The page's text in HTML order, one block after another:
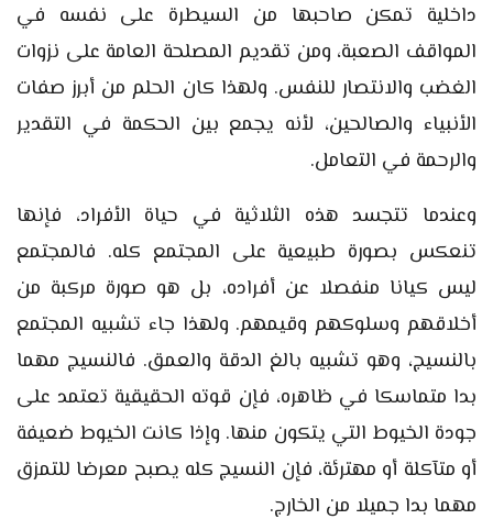
داخلية تمكن صاحبها من السيطرة على نفسه في
المواقف الصعبة، ومن تقديم المصلحة العامة على نزوات
الغضب والانتصار للنفس. ولهذا كان الحلم من أبرز صفات
الأنبياء والصالحين، لأنه يجمع بين الحكمة في التقدير
والرحمة في التعامل.
وعندما تتجسد هذه الثلاثية في حياة الأفراد، فإنها
تنعكس بصورة طبيعية على المجتمع كله. فالمجتمع
ليس كيانا منفصلا عن أفراده، بل هو صورة مركبة من
أخلاقهم وسلوكهم وقيمهم. ولهذا جاء تشبيه المجتمع
بالنسيج، وهو تشبيه بالغ الدقة والعمق. فالنسيج مهما
بدا متماسكا في ظاهره، فإن قوته الحقيقية تعتمد على
جودة الخيوط التي يتكون منها. وإذا كانت الخيوط ضعيفة
أو متآكلة أو مهترئة، فإن النسيج كله يصبح معرضا للتمزق
مهما بدا جميلا من الخارج.